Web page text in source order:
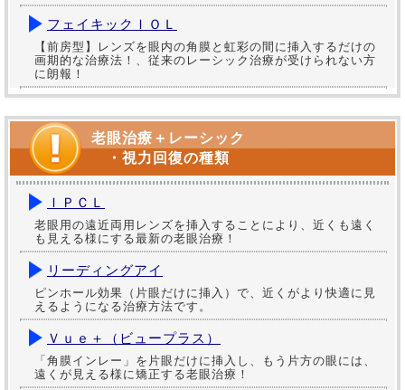
フェイキックＩＯＬ
【前房型】レンズを眼内の角膜と虹彩の間に挿入するだけの
画期的な治療法！、従来のレーシック治療が受けられない方
に朗報！
老眼治療＋レーシック
・視力回復の種類
ＩＰＣＬ
老眼用の遠近両用レンズを挿入することにより、近くも遠く
も見える様にする最新の老眼治療！
リーディングアイ
ピンホール効果（片眼だけに挿入）で、近くがより快適に見
えるようになる治療方法です。
Ｖｕｅ＋（ビュープラス）
「角膜インレー」を片眼だけに挿入し、もう片方の眼には、
遠くが見える様に矯正する老眼治療！